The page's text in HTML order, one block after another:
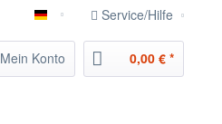
Gewandfantasien
Service/Hilfe
Mein Konto 0,00 € *